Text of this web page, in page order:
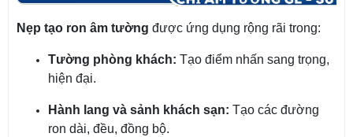
Nẹp tạo ron âm tường được ứng dụng rộng rãi trong:
Tường phòng khách: Tạo điểm nhấn sang trọng,
hiện đại.
Hành lang và sảnh khách sạn: Tạo các đường
ron dài, đều, đồng bộ.